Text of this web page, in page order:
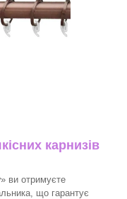
карнизів
» ви отримуєте
що гарантує